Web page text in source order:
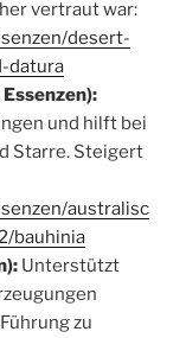
vertraut war:
desert-
datura
und hilft bei
Starre. Steigert
australisc
bauhinia
Unterstützt
zu